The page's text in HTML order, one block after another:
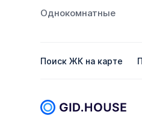
Однокомнатные
Поиск ЖК на карте